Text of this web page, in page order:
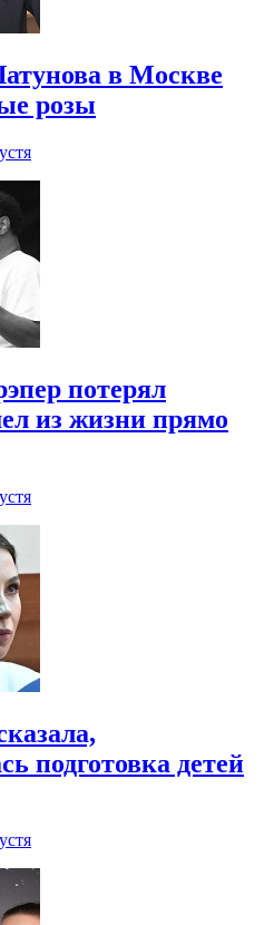
в Москве
розы
потерял
из жизни прямо
подготовка детей